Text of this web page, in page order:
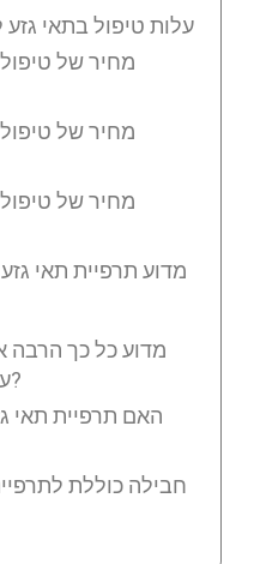
עלות טיפול בתאי גזע
מחיר של
מחיר של
מחיר של
מדוע תרפיית תאי
מדוע כל כך הרבה
עבור תרפיית תאי גזע לשבץ?
האם תרפיית תאי
חבילה כוללת